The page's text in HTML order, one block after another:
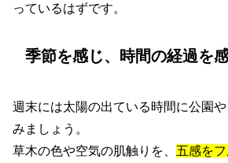
っているはずです。
季節を感じ、時間の経過を
週末には太陽の出ている時間に公園
みましょう。
草木の色や空気の肌触りを、 五感を